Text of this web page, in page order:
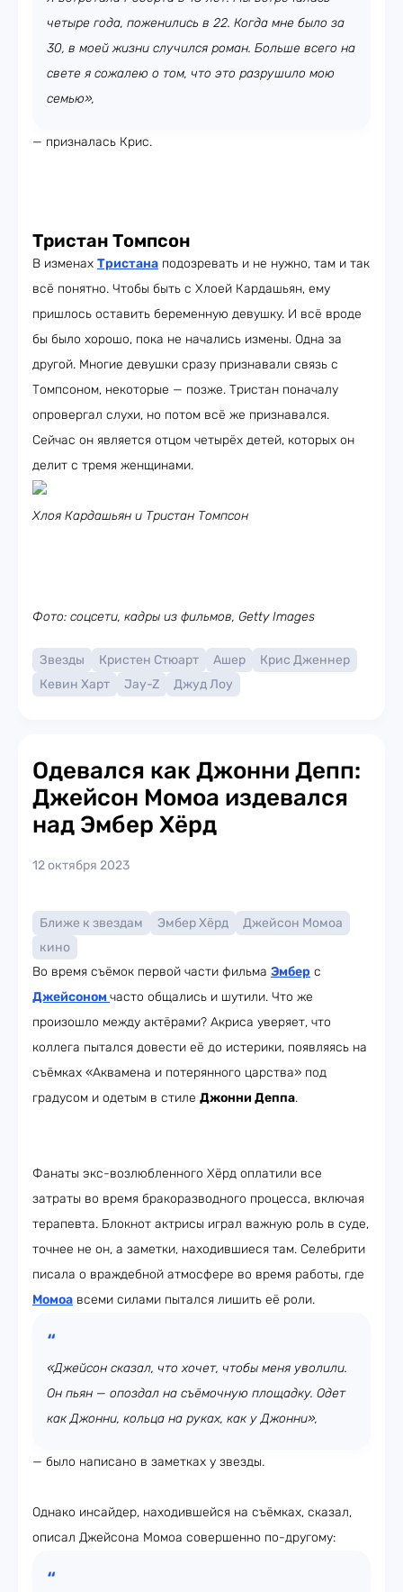
четыре года, поженились в 22. Когда мне было за
30, в моей жизни случился роман. Больше всего на
свете я сожалею о том, что это разрушило мою
семью»,
— призналась Крис.
Тристан Томпсон
В изменах Тристана подозревать и не нужно, там и так
всё понятно. Чтобы быть с Хлоей Кардашьян, ему
пришлось оставить беременную девушку. И всё вроде
бы было хорошо, пока не начались измены. Одна за
другой. Многие девушки сразу признавали связь с
Томпсоном, некоторые — позже. Тристан поначалу
опровергал слухи, но потом всё же признавался.
Сейчас он является отцом четырёх детей, которых он
делит с тремя женщинами.
Хлоя Кардашьян и Тристан Томпсон
Фото: соцсети, кадры из фильмов, Getty Images
Звезды Кристен Стюарт Ашер
Крис Дженнер
Кевин Харт
Jay-Z Джуд Лоу
Одевался как Джонни Депп:
Джейсон Момоа издевался
над Эмбер Хёрд
12 октября 2023
Ближе к звездам Эмбер Хёрд
Джейсон Момоа
кино
Во время съёмок первой части фильма Эмбер с
Джейсоном часто общались и шутили. Что же
произошло между актёрами? Акриса уверяет, что
коллега пытался довести её до истерики, появляясь на
съёмках «Аквамена и потерянного царства» под
градусом и одетым в стиле Джонни Деппа.
Фанаты экс-возлюбленного Хёрд оплатили все
затраты во время бракоразводного процесса, включая
терапевта. Блокнот актрисы играл важную роль в суде,
точнее не он, а заметки, находившиеся там. Селебрити
писала о враждебной атмосфере во время работы, где
Момоа всеми силами пытался лишить её роли.
«Джейсон сказал, что хочет, чтобы меня уволили.
Он пьян — опоздал на съёмочную площадку. Одет
как Джонни, кольца на руках, как у Джонни»,
— было написано в заметках у звезды.
Однако инсайдер, находившейся на съёмках, сказал,
описал Джейсона Момоа совершенно по-другому: